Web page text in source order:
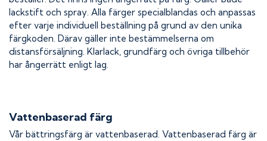
lackstift och spray. Alla färger specialblandas och anpassas
efter varje individuell beställning på grund av den unika
färgkoden. Därav gäller inte bestämmelserna om
distansförsäljning. Klarlack, grundfärg och övriga tillbehör
har ångerrätt enligt lag.
Vattenbaserad färg
Vår bättringsfärg är vattenbaserad. Vattenbaserad färg är